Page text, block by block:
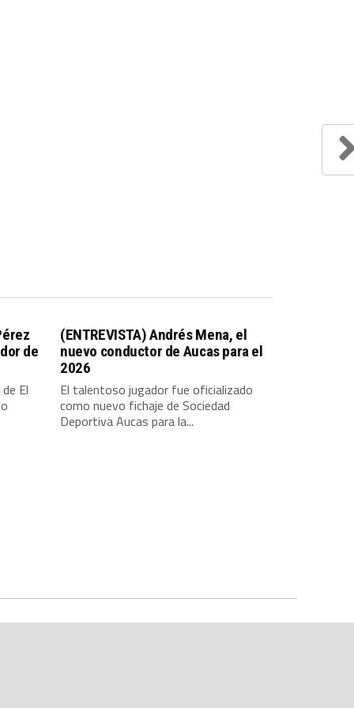
de
El
(ENTREVISTA) Andrés Mena, el
nuevo conductor de Aucas para el
2026
El talentoso jugador fue oficializado
como nuevo fichaje de Sociedad
Deportiva Aucas para la...